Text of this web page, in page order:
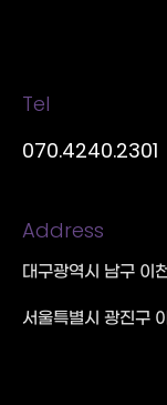
Tel
070.4240.2301
Address
대구광역시 남구 이
서울특별시 광진구